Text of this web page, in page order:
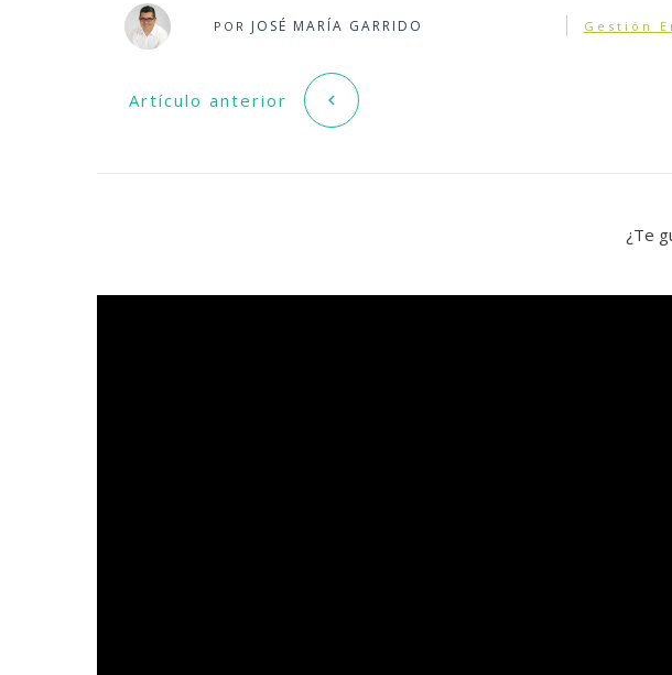
POR JOSÉ MARÍA GARRIDO Gestión
Artículo anterior
¿Te